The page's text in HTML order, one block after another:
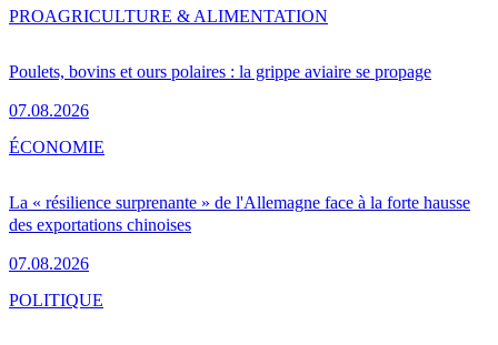
Poulets, bovins et ours polaires : la grippe aviaire se propage
07.08.2026
PROAGRICULTURE & ALIMENTATION
La « résilience surprenante » de l'Allemagne face à la forte hausse
des exportations chinoises
07.08.2026
ÉCONOMIE
POLITIQUE